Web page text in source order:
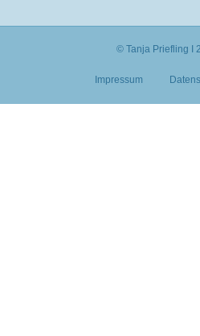
© Tanja Priefling I
Impressum